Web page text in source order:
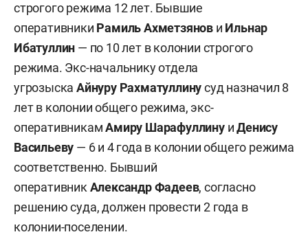
строгого режима 12 лет. Бывшие
оперативники Рамиль Ахметзянов и Ильнар
Ибатуллин — по 10 лет в колонии строгого
режима. Экс-начальнику отдела
угрозыскаАйнуру Рахматуллинусуд назначил 8
лет в колонии общего режима, экс-
оперативникамАмиру ШарафуллинуиДенису
Васильеву — 6 и 4 года в колонии общего режима
соответственно. Бывший
оперативник Александр Фадеев, согласно
решению суда, должен провести 2 года в
колонии-поселении.